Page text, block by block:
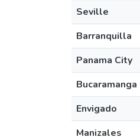
Seville
Barranquilla
Panama City
Bucaramanga
Envigado
Manizales